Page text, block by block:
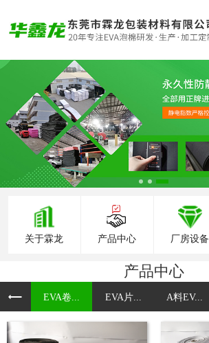
关于霖龙 产品中心 厂房设备
产品中心
EVA卷... EVA片... A料EV...